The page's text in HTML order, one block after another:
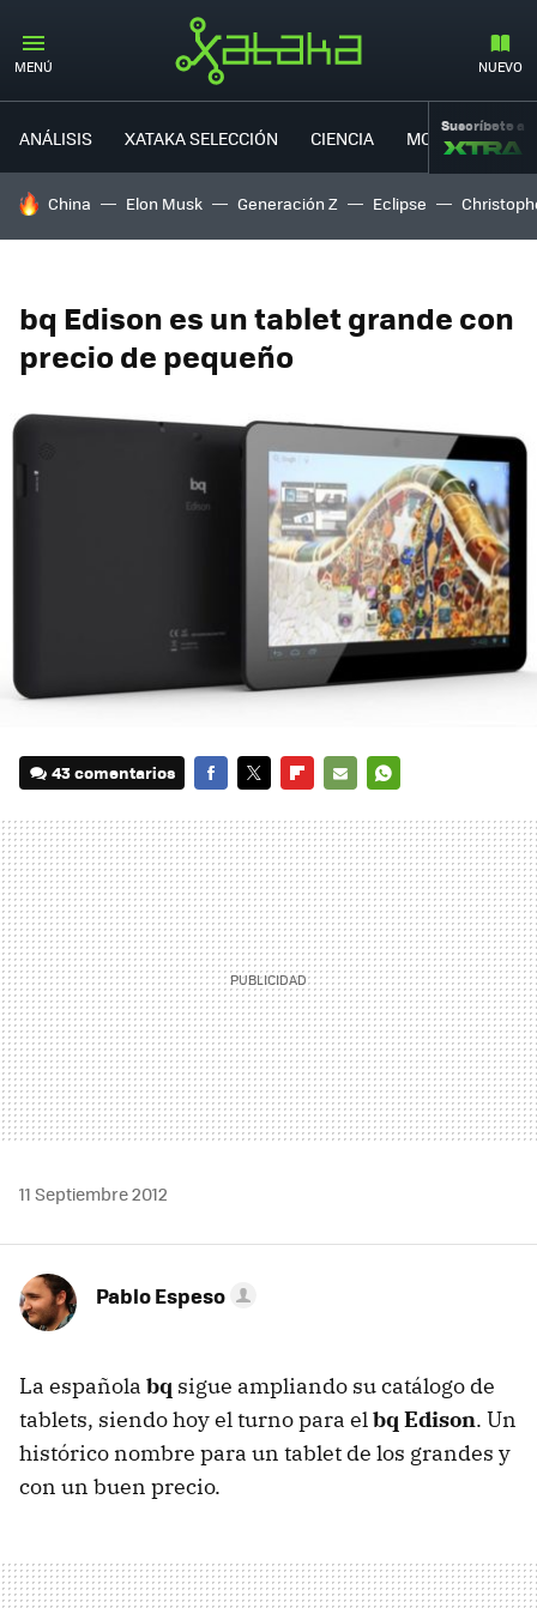
MENÚ NUEVO
ANÁLISIS XATAKA SELECCIÓN CIENCIA MOVILIDAD
Suscríbete a
HOY SE HABLA DE
China Elon Musk Generación Z Eclipse
bq Edison es un tablet grande con
precio de pequeño
43 comentarios
MAIL
11 Septiembre 2012
Pablo Espeso
La española bq sigue ampliando su catálogo de
tablets, siendo hoy el turno para elbq Edison. Un
histórico nombre para un tablet de los grandes y
con un buen precio.